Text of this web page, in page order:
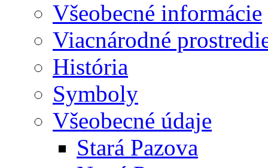
Všeobecné informácie
Viacnárodné
História
Symboly
Všeobecné údaje
Stará Pazova